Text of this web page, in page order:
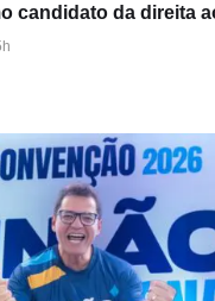
candidato da direita